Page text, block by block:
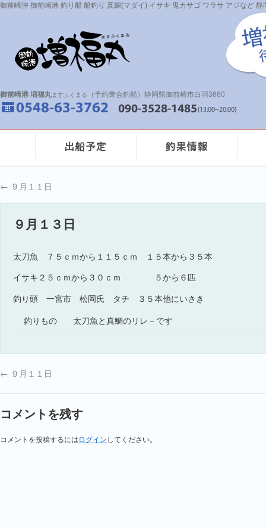
御前崎沖 御前崎港 釣り船 船釣り 真鯛(マダイ) イサキ 鬼カサゴ ワラサ アジなど
御前崎港 増福丸ますふくまる （予約乗合釣船）静岡県御前崎市白羽3660
← ９月１１日
９月１３日
太刀魚 ７５ｃｍから１１５ｃｍ １５本から３５本
イサキ２５ｃｍから３０ｃｍ ５から６匹
釣り頭 一宮市 松岡氏 タチ ３５本他にいさき
釣りもの 太刀魚と真鯛のリレ－です
← ９月１１日
コメントを残す
コメントを投稿するには ログイン してください。